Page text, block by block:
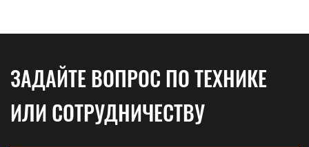
ЗАДАЙТЕ ВОПРОС ПО ТЕХНИКЕ
ИЛИ СОТРУДНИЧЕСТВУ